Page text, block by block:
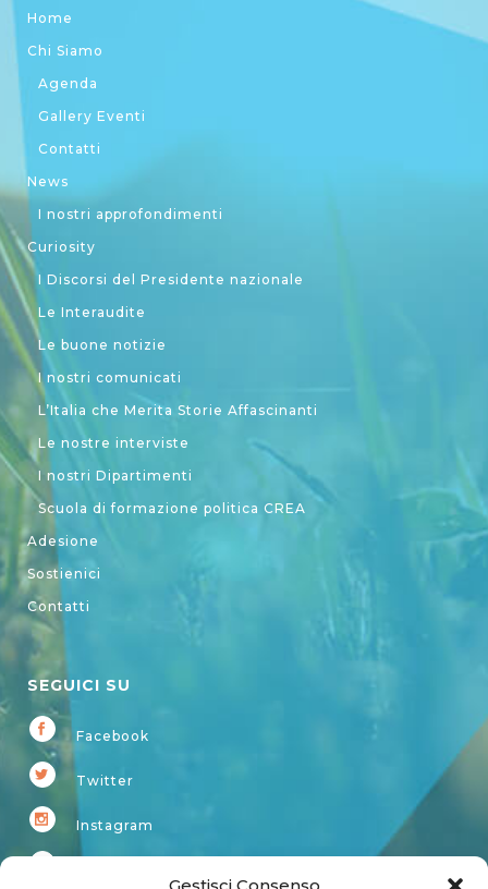
Home
Chi Siamo
Agenda
Gallery Eventi
Contatti
News
I nostri approfondimenti
Curiosity
I Discorsi del Presidente nazionale
Le Interaudite
Le buone notizie
I nostri comunicati
L’Italia che Merita Storie Affascinanti
Le nostre interviste
I nostri Dipartimenti
Scuola di formazione politica CREA
Adesione
Sostienici
Contatti
SEGUICI SU
Facebook
Twitter
Instagram